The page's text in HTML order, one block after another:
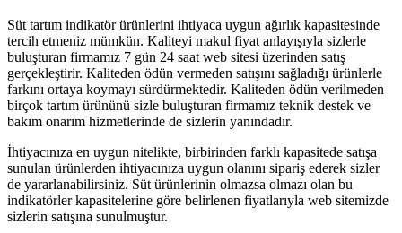
Süt tartım indikatör ürünlerini ihtiyaca uygun ağırlık kapasitesinde
tercih etmeniz mümkün. Kaliteyi makul fiyat anlayışıyla sizlerle
buluşturan firmamız 7 gün 24 saat web sitesi üzerinden satış
gerçekleştirir. Kaliteden ödün vermeden satışını sağladığı ürünlerle
farkını ortaya koymayı sürdürmektedir. Kaliteden ödün verilmeden
birçok tartım ürününü sizle buluşturan firmamız teknik destek ve
bakım onarım hizmetlerinde de sizlerin yanındadır.
İhtiyacınıza en uygun nitelikte, birbirinden farklı kapasitede satışa
sunulan ürünlerden ihtiyacınıza uygun olanını sipariş ederek sizler
de yararlanabilirsiniz. Süt ürünlerinin olmazsa olmazı olan bu
indikatörler kapasitelerine göre belirlenen fiyatlarıyla web sitemizde
sizlerin satışına sunulmuştur.